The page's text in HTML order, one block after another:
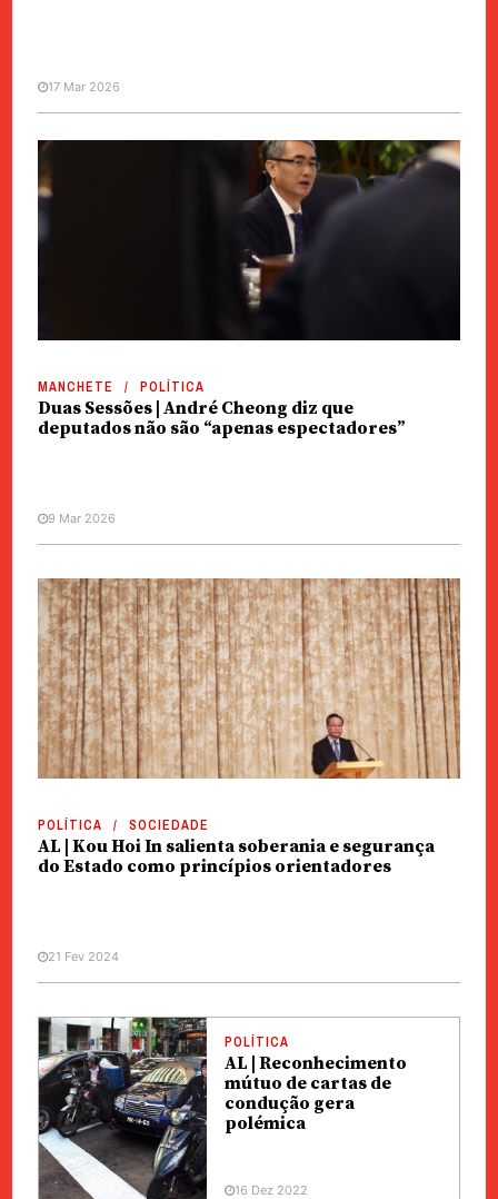
MANCHETE
AL | Orçamento reforçado para
obras de “grande escala”
17 Mar 2026
MANCHETE POLÍTICA
Duas Sessões | André Cheong diz que
deputados não são “apenas espectadores”
9 Mar 2026
POLÍTICA SOCIEDADE
AL | Kou Hoi In salienta soberania e segurança
do Estado como princípios orientadores
21 Fev 2024
POLÍTICA
AL | Reconhecimento
mútuo de cartas de
condução gera
polémica
16 Dez 2022